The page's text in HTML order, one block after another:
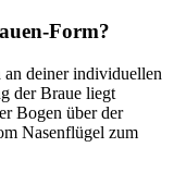
Form?
deiner individuellen
der Braue liegt
Bogen über der
Nasenflügel zum